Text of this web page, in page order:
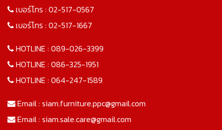
เบอร์โทร : 02-517-0567
เบอร์โทร : 02-517-1667
HOTLINE : 089-026-3399
HOTLINE : 086-325-1951
HOTLINE : 064-247-1589
Email : siam.furniture.ppc@gmail.com
Email : siam.sale.care@gmail.com